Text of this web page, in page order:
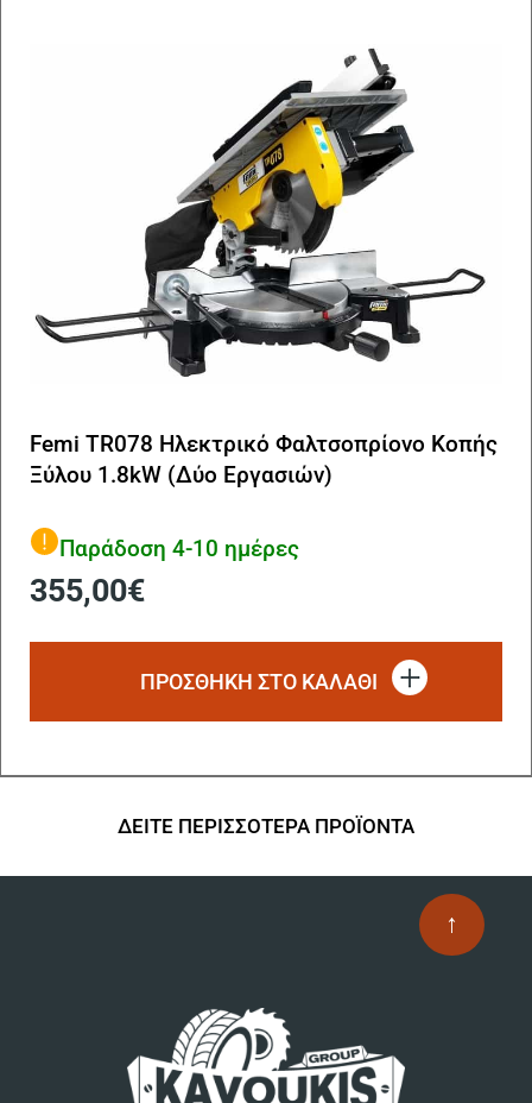
Femi TR078 Ηλεκτρικό Φαλτσοπρίονο Κοπής
Ξύλου 1.8kW (Δύο Εργασιών)
Παράδοση 4-10 ημέρες
355,00€
ΠΡΟΣΘΗΚΗ ΣΤΟ ΚΑΛΑΘΙ
ΔΕΙΤΕ ΠΕΡΙΣΣΟΤΕΡΑ ΠΡΟΪΟΝΤΑ
↑